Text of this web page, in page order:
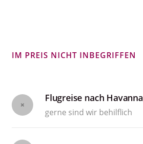
IM PREIS NICHT INBEGRIFFEN
Flugreise nach Havanna
gerne sind wir behilflich